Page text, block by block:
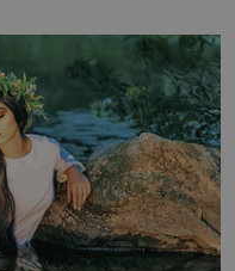
zhodnotí švadlena
vás, podívejte.“